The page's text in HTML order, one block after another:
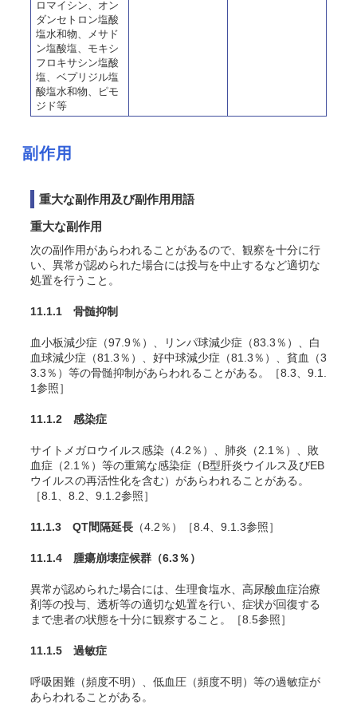
ロマイシン、オン
ダンセトロン塩酸
塩水和物、メサド
ン塩酸塩、モキシ
フロキサシン塩酸
塩、ベプリジル塩
酸塩水和物、ピモ
ジド等
副作用
重大な副作用及び副作用用語
重大な副作用
次の副作用があらわれることがあるので、観察を十分に行
い、異常が認められた場合には投与を中止するなど適切な
処置を行うこと。
11.1.1 骨髄抑制
血小板減少症（97.9％）、リンパ球減少症（83.3％）、白
血球減少症（81.3％）、好中球減少症（81.3％）、貧血（3
3.3％）等の骨髄抑制があらわれることがある。［8.3、9.1.
1参照］
11.1.2 感染症
サイトメガロウイルス感染（4.2％）、肺炎（2.1％）、敗
血症（2.1％）等の重篤な感染症（B型肝炎ウイルス及びEB
ウイルスの再活性化を含む）があらわれることがある。
［8.1、8.2、9.1.2参照］
11.1.3 QT間隔延長 （4.2％）［8.4、9.1.3参照］
11.1.4 腫瘍崩壊症候群 （6.3％）
異常が認められた場合には、生理食塩水、高尿酸血症治療
剤等の投与、透析等の適切な処置を行い、症状が回復する
まで患者の状態を十分に観察すること。［8.5参照］
11.1.5 過敏症
呼吸困難（頻度不明）、低血圧（頻度不明）等の過敏症が
あらわれることがある。